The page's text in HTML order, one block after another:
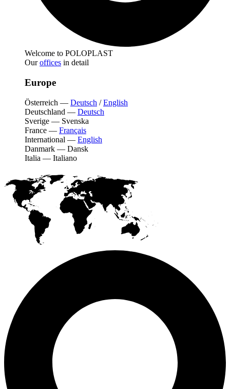
Welcome to POLOPLAST
Ouroffices in detail
Europe
Österreich — Deutsch /English
Deutschland — Deutsch
Sverige — Svenska
France — Français
International — English
Danmark — Dansk
Italia — Italiano